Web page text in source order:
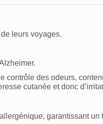
leurs voyages.
contrôle des odeurs,
cutanée et donc
garantissant un